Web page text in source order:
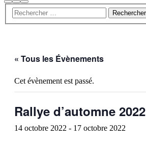
Rechercher
Plus
d’infos
Menu
principal
« Tous les Évènements
Cet évènement est passé.
Rallye d’automne 2022
14 octobre 2022 - 17 octobre 2022